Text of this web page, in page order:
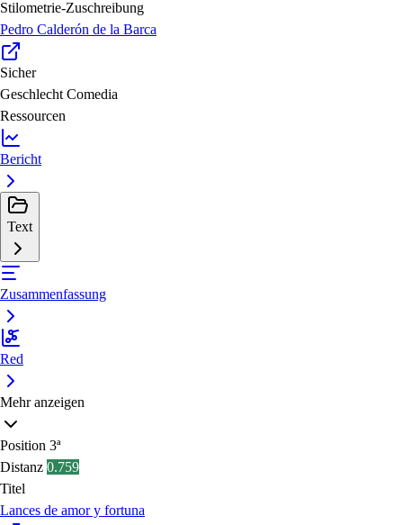
Stilometrie-Zuschreibung
Pedro Calderón de la Barca
Sicher
Geschlecht Comedia
Ressourcen
Bericht
Text
Zusammenfassung
Red
Mehr anzeigen
Position 3ª
Distanz 0.759
Titel
Lances de amor y fortuna